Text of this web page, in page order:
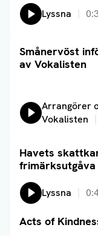
Lyssna
Smånervöst
av Vokalisten
Läs artikel
Lyssna på:
Arrangörer
Vokalisten
Havets
frimärksutgåva
Läs artikel
Lyssna
Acts of
Läs artikel